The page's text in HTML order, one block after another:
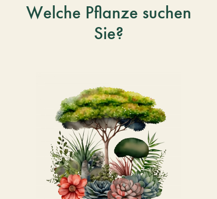
Welche Pflanze suchen
Sie?